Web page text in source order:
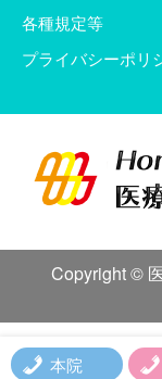
各種規定等
プライバシーポリ
Copyright ©
本院